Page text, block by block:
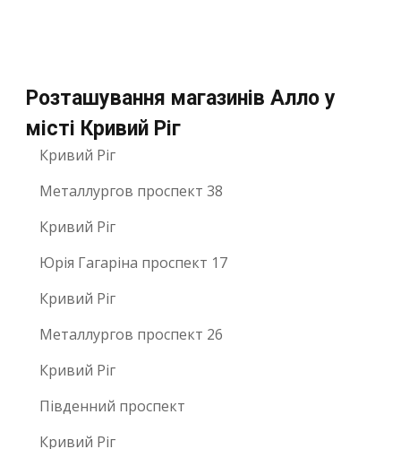
Розташування магазинів Алло у
місті Кривий Ріг
Кривий Ріг
Металлургов проспект 38
Кривий Ріг
Юрія Гагаріна проспект 17
Кривий Ріг
Металлургов проспект 26
Кривий Ріг
Південний проспект
Кривий Ріг